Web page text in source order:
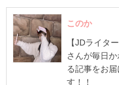
このか
【JDライタ
さんが毎日
る記事をお
す！！